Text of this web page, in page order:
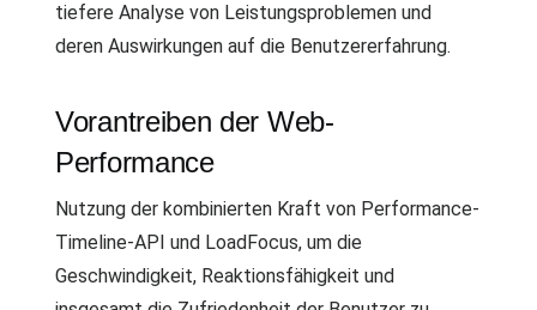
tiefere Analyse von Leistungsproblemen und
deren Auswirkungen auf die Benutzererfahrung.
Vorantreiben der Web-
Performance
Nutzung der kombinierten Kraft von Performance-
Timeline-API und LoadFocus, um die
Geschwindigkeit, Reaktionsfähigkeit und